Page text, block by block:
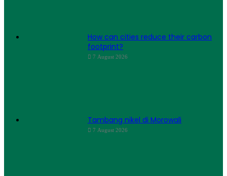
How can cities reduce their carbon
footprint?
7 August 2026
Tambang nikel di Morowali
7 August 2026